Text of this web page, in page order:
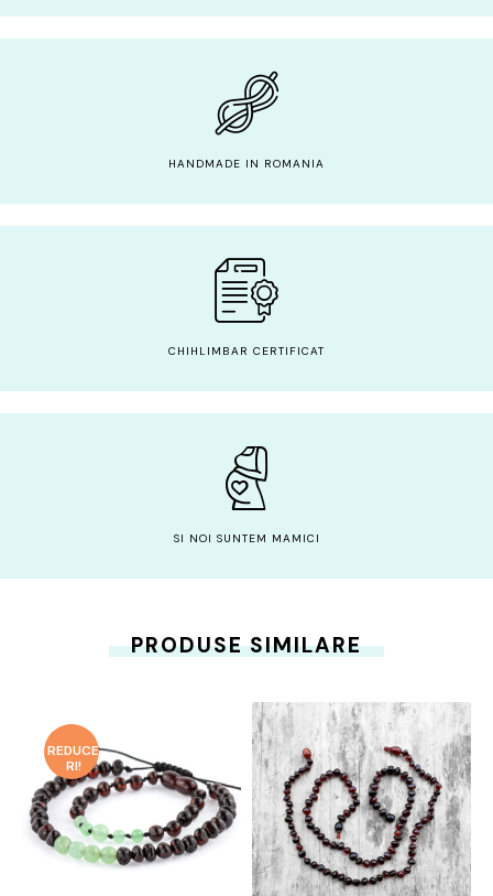
HANDMADE IN ROMANIA
CHIHLIMBAR CERTIFICAT
SI NOI SUNTEM MAMICI
PRODUSE SIMILARE
REDUCE
RI!